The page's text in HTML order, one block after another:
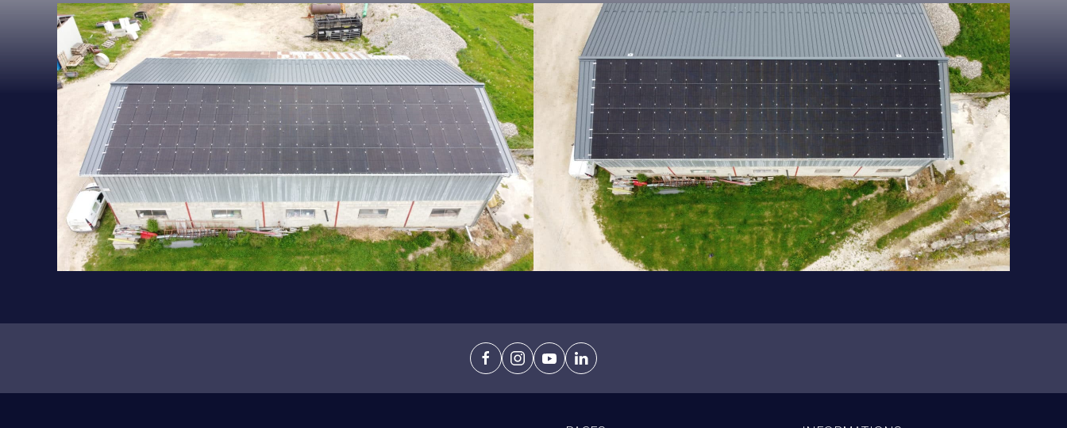
facebookinstagram
youtubelinkedin